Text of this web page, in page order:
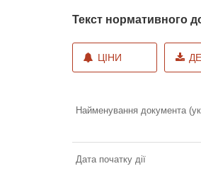
Текст нормативного
ЦІНИ
Найменування документа
Дата початку дії